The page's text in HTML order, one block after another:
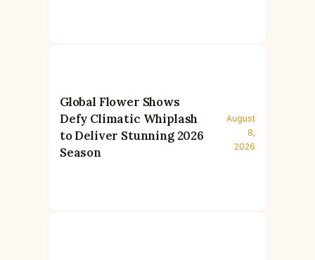
Global Flower Shows
Defy Climatic Whiplash
to Deliver Stunning 2026
Season
August
8,
2026